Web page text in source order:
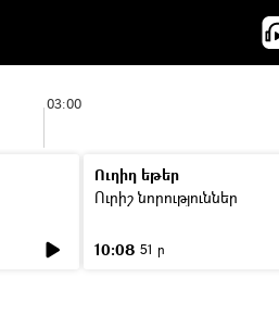
03:00
Ուղիղ եթեր
Ուրիշ նորություններ
10:08 51 ր